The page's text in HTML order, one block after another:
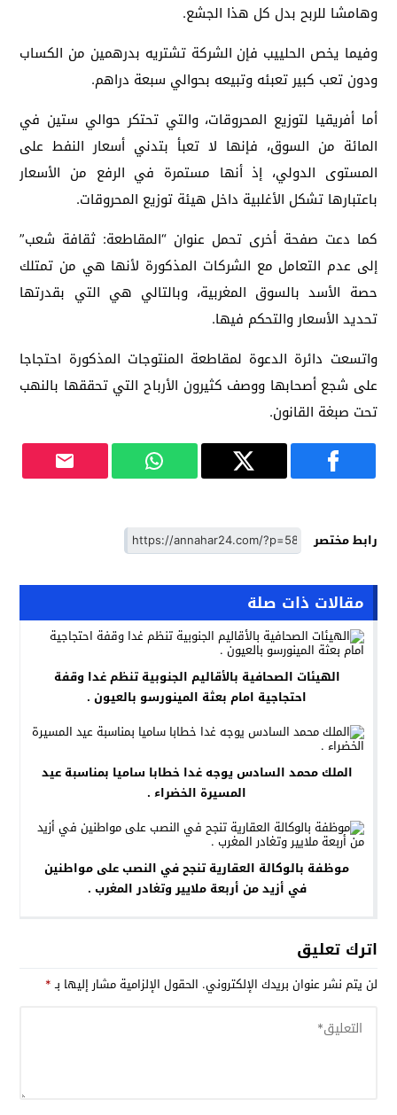
وهامشا للربح بدل كل هذا الجشع.
وفيما يخص الحلييب فإن الشركة تشتريه بدرهمين من الكساب
ودون تعب كبير تعبئه وتبيعه بحوالي سبعة دراهم.
أما أفريقيا لتوزيع المحروقات، والتي تحتكر حوالي ستين في
المائة من السوق، فإنها لا تعبأ بتدني أسعار النفط على
المستوى الدولي، إذ أنها مستمرة في الرفع من الأسعار
باعتبارها تشكل الأغلبية داخل هيئة توزيع المحروقات.
كما دعت صفحة أخرى تحمل عنوان “المقاطعة: ثقافة شعب”
إلى عدم التعامل مع الشركات المذكورة لأنها هي من تمتلك
حصة الأسد بالسوق المغربية، وبالتالي هي التي بقدرتها
تحديد الأسعار والتحكم فيها.
واتسعت دائرة الدعوة لمقاطعة المنتوجات المذكورة احتجاجا
على شجع أصحابها ووصف كثيرون الأرباح التي تحققها بالنهب
تحت صبغة القانون.
رابط مختصر
مقالات ذات صلة
الهيئات الصحافية بالأقاليم الجنوبية تنظم غدا وقفة
احتجاجية امام بعثة المينورسو بالعيون .
الملك محمد السادس يوجه غدا خطابا ساميا بمناسبة عيد
المسيرة الخضراء .
موظفة بالوكالة العقارية تنجح في النصب على مواطنين
في أزيد من أربعة ملايير وتغادر المغرب .
اترك تعليق
لن يتم نشر عنوان بريدك الإلكتروني. الحقول الإلزامية مشار إليها بـ*